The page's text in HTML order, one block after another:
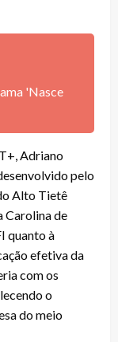
'Nasce
Adriano
pelo
Alto Tietê
Carolina de
quanto à
efetiva da
com os
o
do meio